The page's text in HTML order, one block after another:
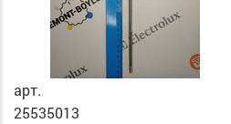
арт.
25535013